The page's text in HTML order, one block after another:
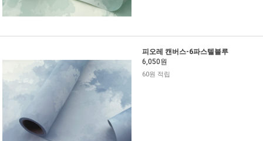
피오레 캔버스-6파스텔블루
6,050원
60원 적립